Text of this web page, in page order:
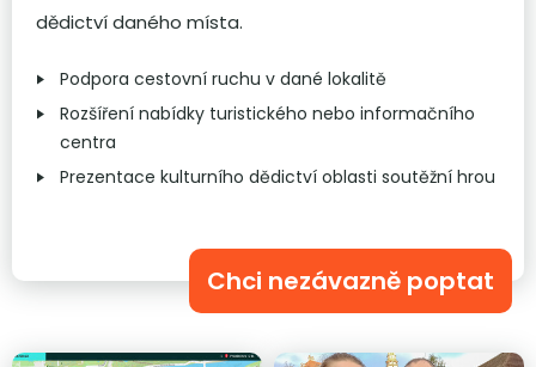
dědictví daného místa.
Podpora cestovní ruchu v dané lokalitě
Rozšíření nabídky turistického nebo informačního
centra
Prezentace kulturního dědictví oblasti soutěžní hrou
Chci nezávazně poptat